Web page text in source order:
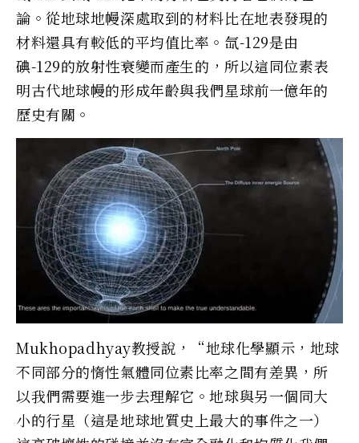
論。從地球地幔深處取到的材料比在地表發現的
材料還具有較低的平均值比率。氙-129是由
碘-129的放射性衰變而產生的，所以這同位素表
明古代地球幔的形成年齡與我們星球前一億年的
歷史有關。
Mukhopadhyay教授說，“地球化學顯示，地球
不同部分的惰性氣體同位素比率之間有差異，所
以我們需要進一步去理解它。地球與另一個同大
小的行星（這是地球地質史上最大的事件之一）